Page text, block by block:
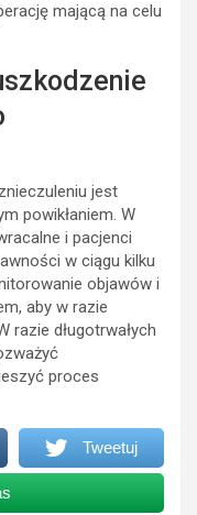
mającą na celu
jest
powikłaniem. W
i pacjenci
w ciągu kilku
objawów i
aby w razie
razie długotrwałych
proces
Tweetuj